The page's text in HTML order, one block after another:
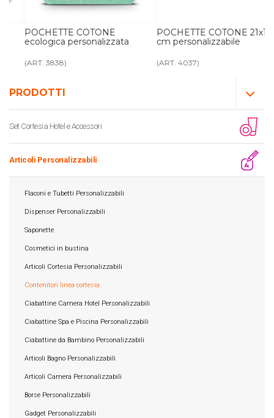
PRODOTTI
Set Cortesia Hotel e Accessori
Articoli Personalizzabili
Flaconi e Tubetti Personalizzabili
Dispenser Personalizzabili
Saponette
Cosmetici in bustina
Articoli Cortesia Personalizzabili
Contenitori linea cortesia
Ciabattine Camera Hotel Personalizzabili
Ciabattine Spa e Piscina Personalizzabili
Ciabattine da Bambino Personalizzabili
Articoli Bagno Personalizzabili
Articoli Camera Personalizzabili
Borse Personalizzabili
Gadget Personalizzabili
POCHETTE COTONE
ecologica personalizzata
(ART. 3838)
POCHETTE COTONE 21x16
cm personalizzabile
(ART. 4037)